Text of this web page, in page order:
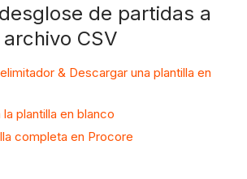
de partidas a
CSV
& Descargar una plantilla en
plantilla en blanco
completa en Procore